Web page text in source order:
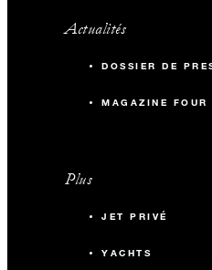
Actualités
DOSSIER DE
MAGAZINE FOUR
Plus
JET PRIVÉ
YACHTS